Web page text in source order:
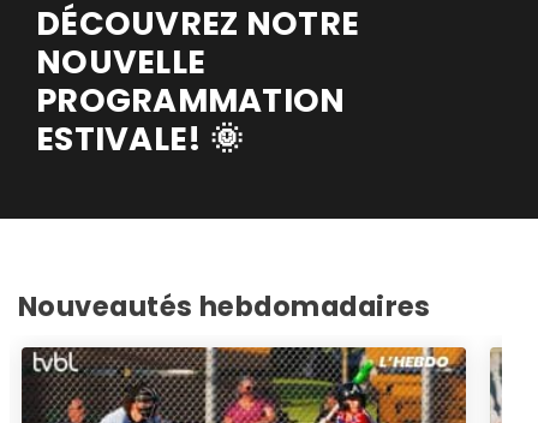
DÉCOUVREZ NOTRE
NOUVELLE
PROGRAMMATION
ESTIVALE! 🌞
Nouveautés hebdomadaires